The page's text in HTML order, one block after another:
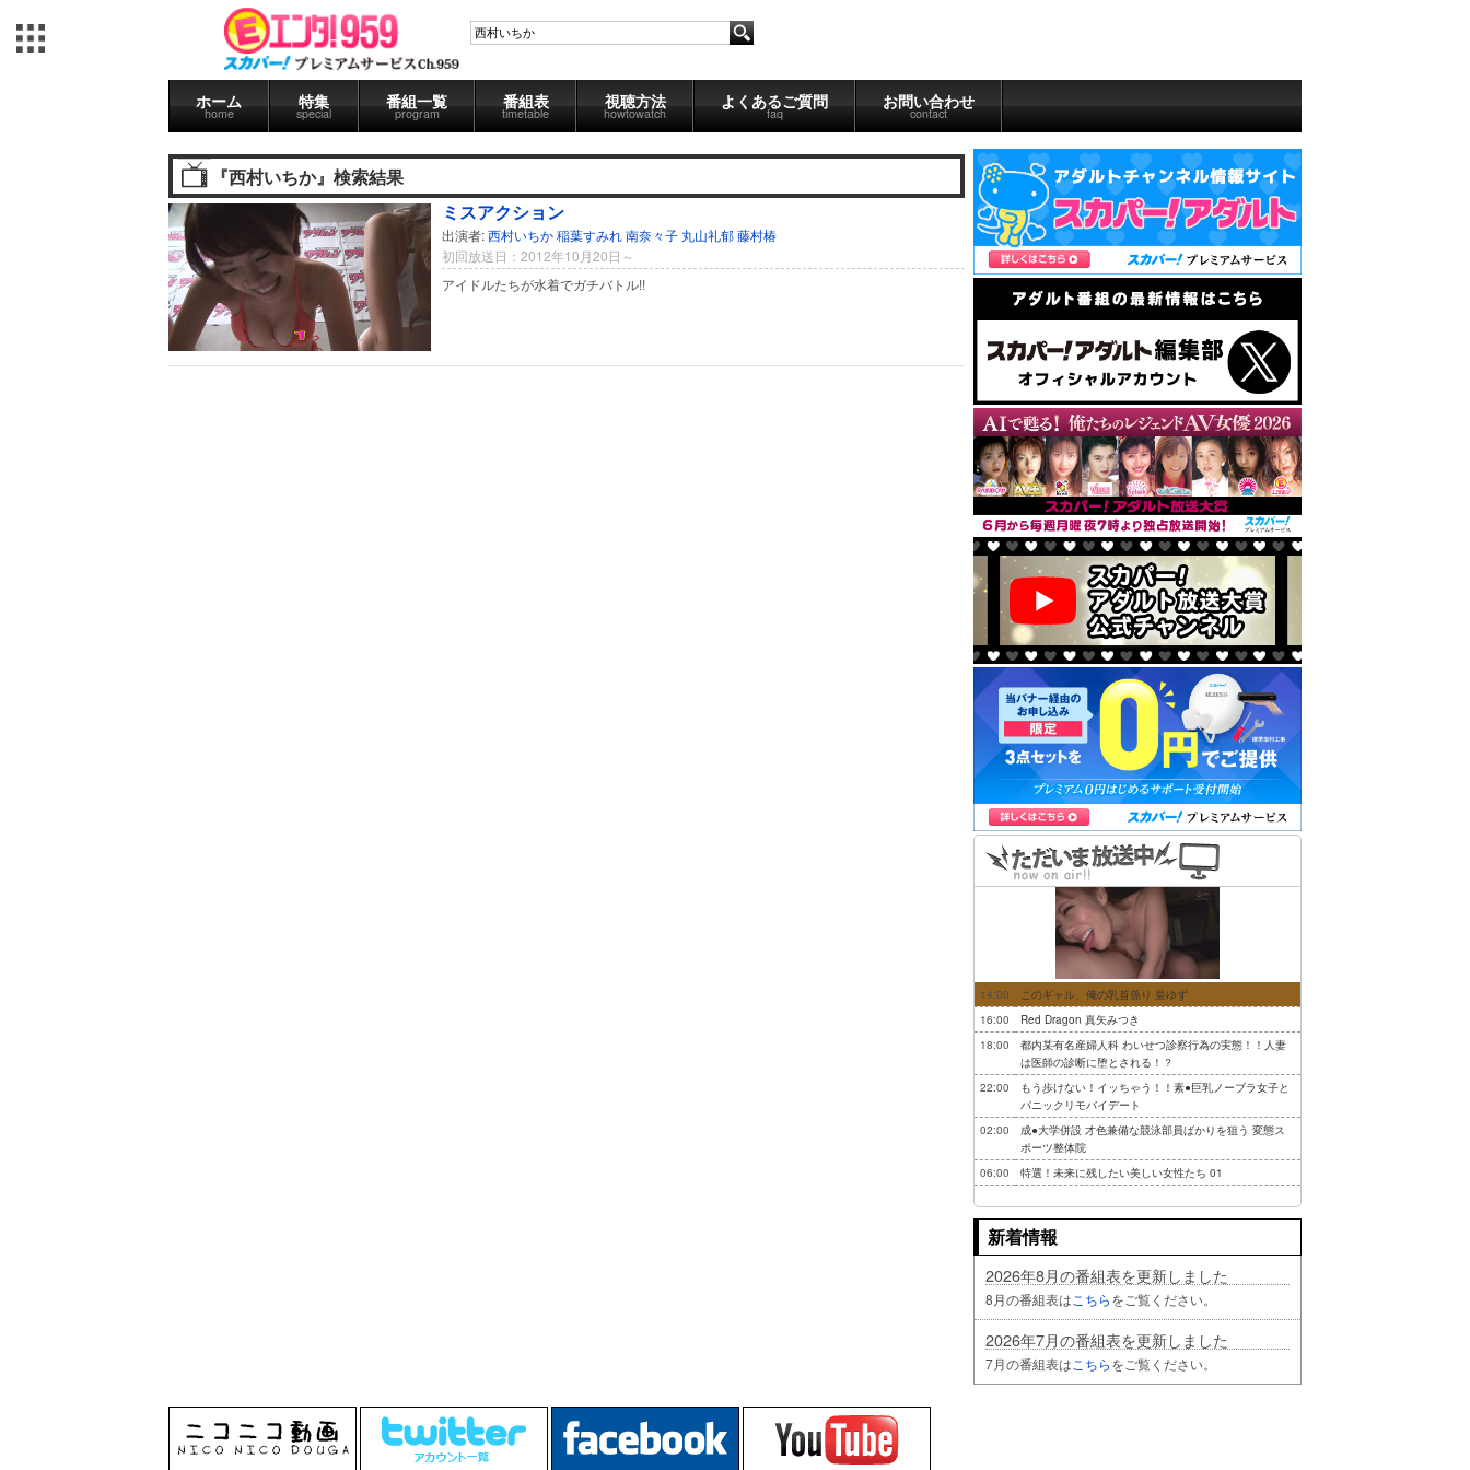
ホーム
home
特集
special
番組一覧
program
番組表
timetable
視聴方法
howtowatch
よくあるご質問
faq
お問い合わせ
contact
『西村いちか』検索結果
ミスアクション
出演者:西村いちか稲葉すみれ南奈々子 丸山礼郁藤村椿
初回放送日：2012年10月20日～
アイドルたちが水着でガチバトル!!
14:00
このギャル、俺の乳首係り 皇ゆず
16:00
Red Dragon 真矢みつき
18:00
都内某有名産婦人科 わいせつ診察行為の実態！！人妻
は医師の診断に堕とされる！？
22:00
もう歩けない！イッちゃう！！素●巨乳ノーブラ女子と
パニックリモバイデート
02:00
成●大学併設 才色兼備な競泳部員ばかりを狙う 変態ス
ポーツ整体院
06:00
特選！未来に残したい美しい女性たち 01
新着情報
2026年8月の番組表を更新しました
8月の番組表は こちらをご覧ください。
2026年7月の番組表を更新しました
7月の番組表は こちらをご覧ください。